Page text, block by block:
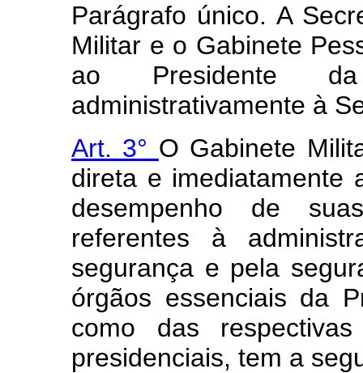
Parágrafo único. A
Militar e o Gabinete
ao Presidente da
administrativamente à
Art. 3° O Gabinete
direta e imediatamente
desempenho de
referentes à
segurança e pela
órgãos essenciais da
como das
presidenciais, tem a